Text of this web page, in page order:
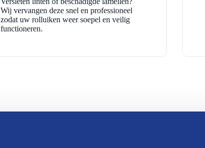
Wij vervangen deze snel en professioneel
zodat uw rolluiken weer soepel en veilig
functioneren.